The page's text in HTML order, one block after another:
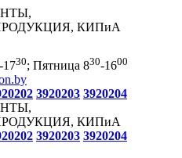
КИПиА
-1730; Пятница 830-1600
3920203 3920204
КИПиА
3920203 3920204